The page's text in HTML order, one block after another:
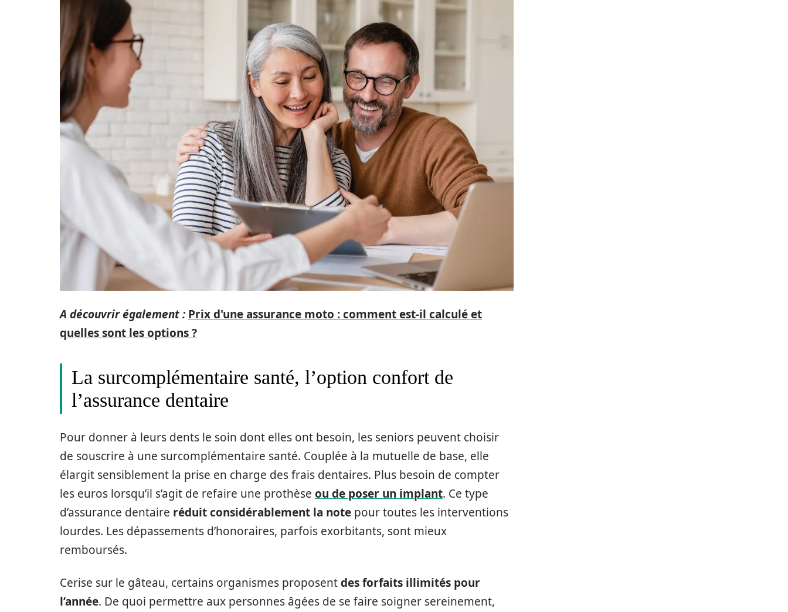
A découvrir également : Prix d'une assurance moto : comment est-il calculé et
quelles sont les options ?
La surcomplémentaire santé, l’option confort de
l’assurance dentaire
Pour donner à leurs dents le soin dont elles ont besoin, les seniors peuvent choisir
de souscrire à une surcomplémentaire santé. Couplée à la mutuelle de base, elle
élargit sensiblement la prise en charge des frais dentaires. Plus besoin de compter
les euros lorsqu’il s’agit de refaire une prothèse ou de poser un implant. Ce type
d’assurance dentaire réduit considérablement la note pour toutes les interventions
lourdes. Les dépassements d’honoraires, parfois exorbitants, sont mieux
remboursés.
Cerise sur le gâteau, certains organismes proposentdes forfaits illimités pour
l’année. De quoi permettre aux personnes âgées de se faire soigner sereinement,